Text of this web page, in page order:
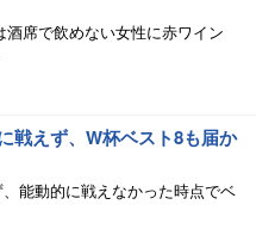
席で飲めない女性に赤ワイン
戦えず、W杯ベスト8も届か
、能動的に戦えなかった時点でベ